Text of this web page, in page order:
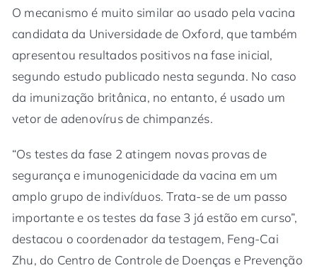
O mecanismo é muito similar ao usado pela vacina
candidata da Universidade de Oxford, que também
apresentou resultados positivos na fase inicial,
segundo estudo publicado nesta segunda. No caso
da imunização britânica, no entanto, é usado um
vetor de adenovírus de chimpanzés.
“Os testes da fase 2 atingem novas provas de
segurança e imunogenicidade da vacina em um
amplo grupo de indivíduos. Trata-se de um passo
importante e os testes da fase 3 já estão em curso”,
destacou o coordenador da testagem, Feng-Cai
Zhu, do Centro de Controle de Doenças e Prevenção